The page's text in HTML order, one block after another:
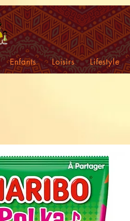
Enfants Loisirs Lifestyle